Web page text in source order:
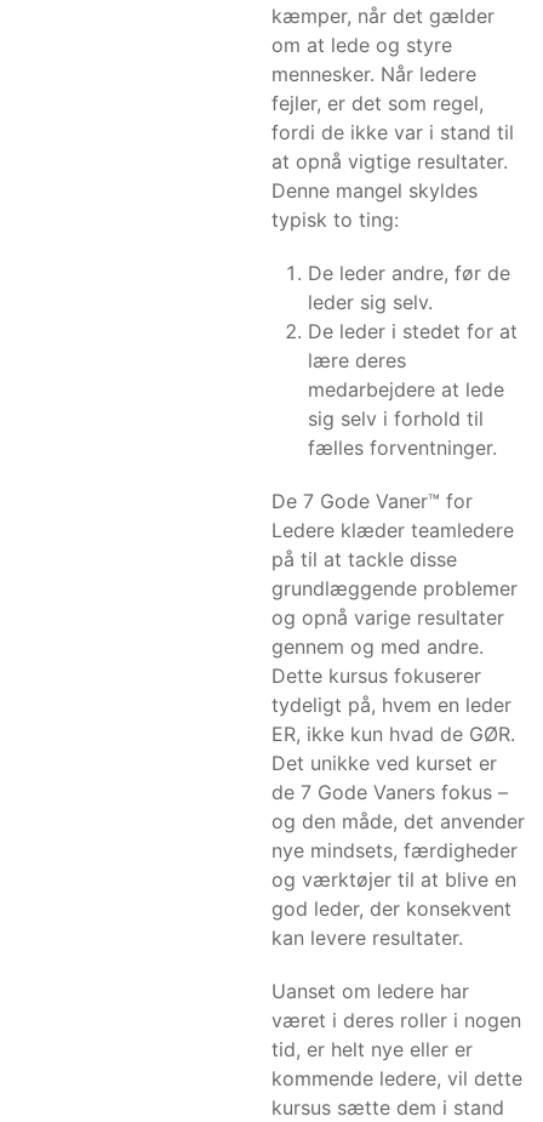
kæmper, når det gælder
om at lede og styre
mennesker. Når ledere
fejler, er det som regel,
fordi de ikke var i stand til
at opnå vigtige resultater.
Denne mangel skyldes
typisk to ting:
De leder andre, før de
leder sig selv.
De leder i stedet for at
lære deres
medarbejdere at lede
sig selv i forhold til
fælles forventninger.
De 7 Gode Vaner™ for
Ledere klæder teamledere
på til at tackle disse
grundlæggende problemer
og opnå varige resultater
gennem og med andre.
Dette kursus fokuserer
tydeligt på, hvem en leder
ER, ikke kun hvad de GØR.
Det unikke ved kurset er
de 7 Gode Vaners fokus –
og den måde, det anvender
nye mindsets, færdigheder
og værktøjer til at blive en
god leder, der konsekvent
kan levere resultater.
Uanset om ledere har
været i deres roller i nogen
tid, er helt nye eller er
kommende ledere, vil dette
kursus sætte dem i stand